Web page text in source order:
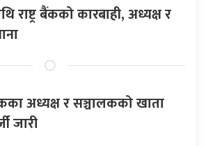
राष्ट्र बैंकको कारबाही, अध्यक्ष र
अध्यक्ष र सञ्चालकको खाता
जारी